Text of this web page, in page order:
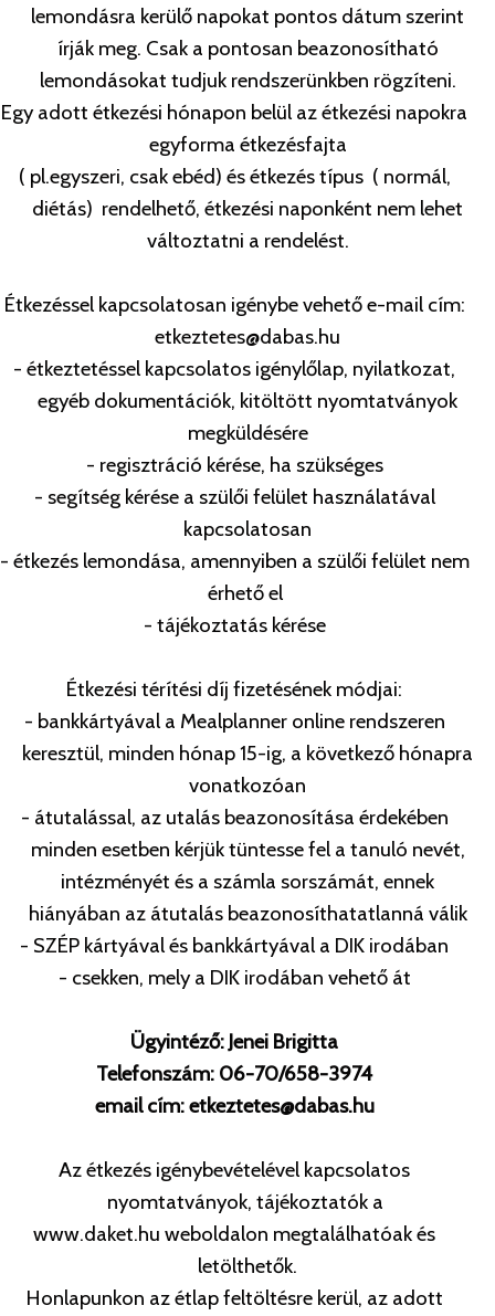
lemondásra kerülő napokat pontos dátum szerint
írják meg. Csak a pontosan beazonosítható
lemondásokat tudjuk rendszerünkben rögzíteni.
Egy adott étkezési hónapon belül az étkezési napokra
egyforma étkezésfajta
( pl.egyszeri, csak ebéd) és étkezés típus ( normál,
diétás) rendelhető, étkezési naponként nem lehet
változtatni a rendelést.
Étkezéssel kapcsolatosan igénybe vehető e-mail cím:
etkeztetes@dabas.hu
- étkeztetéssel kapcsolatos igénylőlap, nyilatkozat,
egyéb dokumentációk, kitöltött nyomtatványok
megküldésére
- regisztráció kérése, ha szükséges
- segítség kérése a szülői felület használatával
kapcsolatosan
- étkezés lemondása, amennyiben a szülői felület nem
érhető el
- tájékoztatás kérése
Étkezési térítési díj fizetésének módjai:
- bankkártyával a Mealplanner online rendszeren
keresztül, minden hónap 15-ig, a következő hónapra
vonatkozóan
- átutalással, az utalás beazonosítása érdekében
minden esetben kérjük tüntesse fel a tanuló nevét,
intézményét és a számla sorszámát, ennek
hiányában az átutalás beazonosíthatatlanná válik
- SZÉP kártyával és bankkártyával a DIK irodában
- csekken, mely a DIK irodában vehető át
Ügyintéző: Jenei Brigitta
Telefonszám: 06-70/658-3974
email cím: etkeztetes@dabas.hu
Az étkezés igénybevételével kapcsolatos
nyomtatványok, tájékoztatók a
www.daket.hu weboldalon megtalálhatóak és
letölthetők.
Honlapunkon az étlap feltöltésre kerül, az adott